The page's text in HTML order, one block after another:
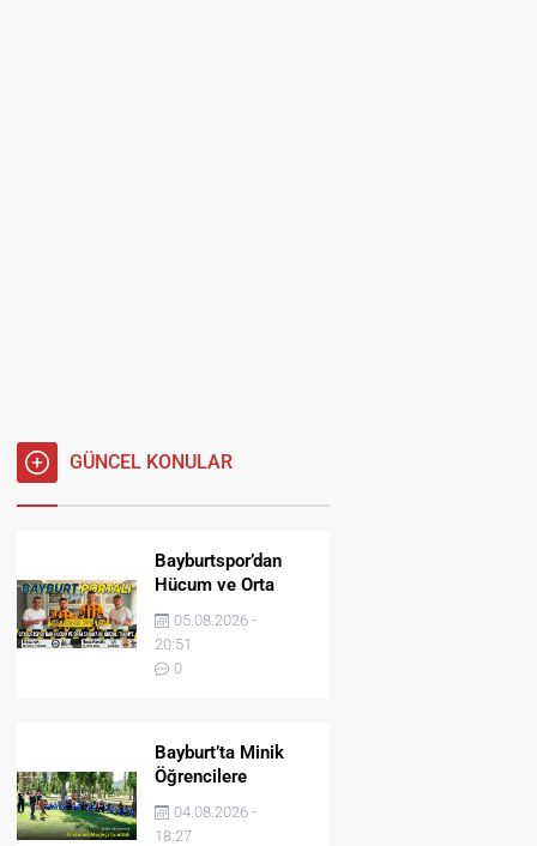
GÜNCEL KONULAR
Bayburtspor’dan
Hücum ve Orta
Sahaya İki Önemli
Takviye
05.08.2026 -
20:51
0
Bayburt’ta Minik
Öğrencilere
Jandarma Mesleği
Tanıtıldı
04.08.2026 -
18:27